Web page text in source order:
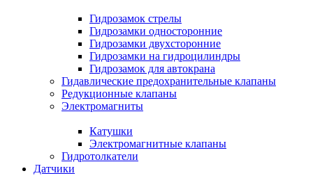
Гидрозамок стрелы
Гидрозамки односторонние
Гидрозамки двухсторонние
Гидрозамки на гидроцилиндры
Гидрозамок для автокрана
Гидавлические предохранительные клапаны
Редукционные клапаны
Электромагниты
Катушки
Электромагнитные клапаны
Гидротолкатели
Датчики